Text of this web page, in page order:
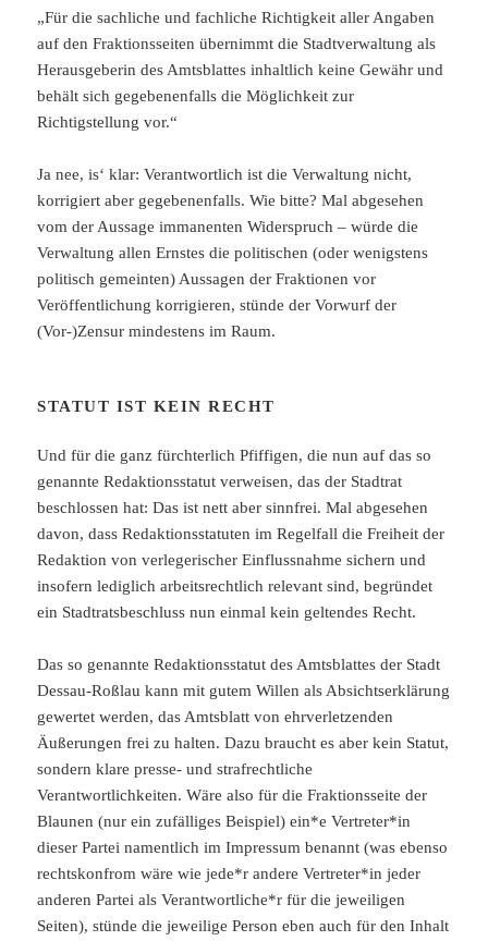
„Für die sachliche und fachliche Richtigkeit aller Angaben
auf den Fraktionsseiten übernimmt die Stadtverwaltung als
Herausgeberin des Amtsblattes inhaltlich keine Gewähr und
behält sich gegebenenfalls die Möglichkeit zur
Richtigstellung vor.“
Ja nee, is‘ klar: Verantwortlich ist die Verwaltung nicht,
korrigiert aber gegebenenfalls. Wie bitte? Mal abgesehen
vom der Aussage immanenten Widerspruch – würde die
Verwaltung allen Ernstes die politischen (oder wenigstens
politisch gemeinten) Aussagen der Fraktionen vor
Veröffentlichung korrigieren, stünde der Vorwurf der
(Vor-)Zensur mindestens im Raum.
STATUT IST KEIN RECHT
Und für die ganz fürchterlich Pfiffigen, die nun auf das so
genannte Redaktionsstatut verweisen, das der Stadtrat
beschlossen hat: Das ist nett aber sinnfrei. Mal abgesehen
davon, dass Redaktionsstatuten im Regelfall die Freiheit der
Redaktion von verlegerischer Einflussnahme sichern und
insofern lediglich arbeitsrechtlich relevant sind, begründet
ein Stadtratsbeschluss nun einmal kein geltendes Recht.
Das so genannte Redaktionsstatut des Amtsblattes der Stadt
Dessau-Roßlau kann mit gutem Willen als Absichtserklärung
gewertet werden, das Amtsblatt von ehrverletzenden
Äußerungen frei zu halten. Dazu braucht es aber kein Statut,
sondern klare presse- und strafrechtliche
Verantwortlichkeiten. Wäre also für die Fraktionsseite der
Blaunen (nur ein zufälliges Beispiel) ein*e Vertreter*in
dieser Partei namentlich im Impressum benannt (was ebenso
rechtskonfrom wäre wie jede*r andere Vertreter*in jeder
anderen Partei als Verantwortliche*r für die jeweiligen
Seiten), stünde die jeweilige Person eben auch für den Inhalt